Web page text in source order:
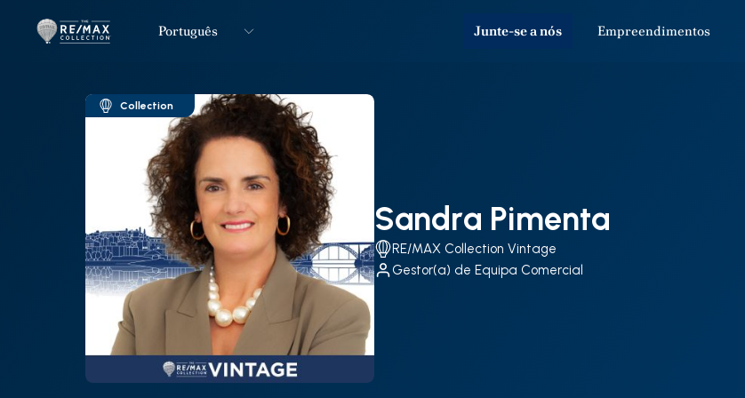
LogoIr para página inicial
Português Junte-se a nós Empreendimentos
Collection
Sandra Pimenta
RE/MAX Collection Vintage
Gestor(a) de Equipa Comercial